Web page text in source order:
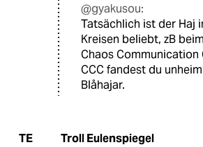
@gyakusou:
Tatsächlich ist der Haj
Kreisen beliebt, zB
Chaos Communication
CCC fandest du
Blåhajar.
TE Troll Eulenspiegel